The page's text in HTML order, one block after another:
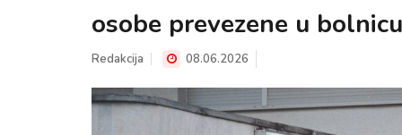
osobe prevezene u bolnicu
Redakcija 08.06.2026